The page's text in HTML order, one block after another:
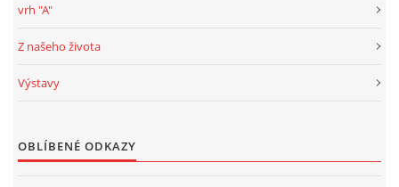
vrh "A"
Z našeho života
Výstavy
OBLÍBENÉ ODKAZY